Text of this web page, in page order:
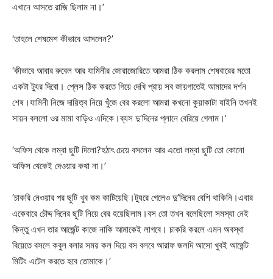
এখানে আসতে রাজি ছিলাম না।’
‘তাহলে শেষমেশ কীভাবে আসলেন?’
‘কীভাবে আবার রুবেল আর যামিনীর জোরাজোরিতে আমরা ঠিক করলাম শেষবারের মতো
একটা ট্যুর দিবো। প্লেস ঠিক করতে গিয়ে দেখি প্রায় সব জায়গাতেই আমাদের দর্শন
শেষ।যামিনী নিজে দায়িত্ব নিয়ে খুঁজে বের করলো আমরা কখনো কুয়াকাটা যাইনি তখনই
সায়ন বললো ওর মামা বাড়িও এদিকে।ব্যস দু’দিনের প্লানে বেরিয়ে গেলাম।’
‘অফিস থেকে লম্বা ছুটি দিলো?হঠাৎ চেয়ে বসলেন আর এতো লম্বা ছুটি তো কোনো
অফিস থেকেই দেওয়ার কথা না।’
‘চাকরি নেওয়ার পর ছুটি খুব কম কাটিয়েছি।ট্যুরে গেলেও দু’দিনের বেশি থাকিনি।এবার
একেবারে চৌদ্দ দিনের ছুটি নিয়ে বের হয়েছিলাম।বস তো তখন বলেছিলো সমস্যা নেই
কিন্তু এখন তার আর্জেন্ট কাজে নাকি আমাকেই লাগবে। চাকরি করলে এমন অবস্থা
বিয়েতে বসলে কবুল বলার সময় কল দিয়ে বস বলবে আরাফ জলদি আসো খুবই আর্জেন্ট
মিটিং এটেল করতে হবে তোমাকে।’